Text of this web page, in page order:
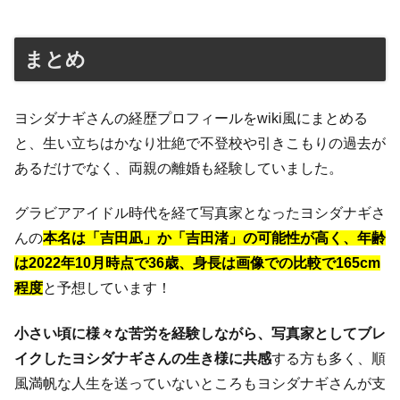
まとめ
ヨシダナギさんの経歴プロフィールをwiki風にまとめる
と、生い立ちはかなり壮絶で不登校や引きこもりの過去が
あるだけでなく、両親の離婚も経験していました。
グラビアアイドル時代を経て写真家となったヨシダナギさ
んの本名は「吉田凪」か「吉田渚」の可能性が高く、年齢
は2022年10月時点で36歳、身長は画像での比較で165cm
程度と予想しています！
小さい頃に様々な苦労を経験しながら、写真家としてブレ
イクしたヨシダナギさんの生き様に共感する方も多く、順
風満帆な人生を送っていないところもヨシダナギさんが支